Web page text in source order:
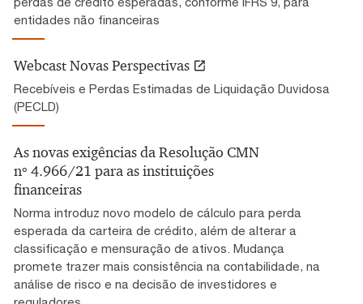
entidades não financeiras
Webcast Novas Perspectivas
Recebíveis e Perdas Estimadas de Liquidação Duvidosa
(PECLD)
As novas exigências da Resolução CMN
nº 4.966/21 para as instituições
financeiras
Norma introduz novo modelo de cálculo para perda
esperada da carteira de crédito, além de alterar a
classificação e mensuração de ativos. Mudança
promete trazer mais consistência na contabilidade, na
análise de risco e na decisão de investidores e